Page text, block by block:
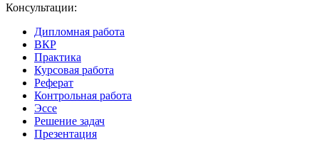
Консультации:
Дипломная работа
ВКР
Практика
Курсовая работа
Реферат
Контрольная работа
Эссе
Решение задач
Презентация